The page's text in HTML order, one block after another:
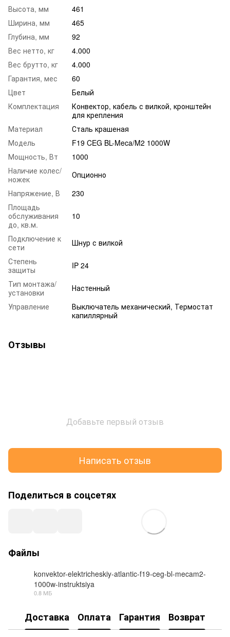
Высота, мм
461
Ширина, мм
465
Глубина, мм
92
Вес нетто, кг
4.000
Вес брутто, кг
4.000
Гарантия, мес
60
Цвет
Белый
Комплектация
Конвектор, кабель с вилкой, кронштейн
для крепления
Материал
Сталь крашеная
Модель
F19 CEG BL-Meca/M2 1000W
Мощность, Вт
1000
Наличие колес/
ножек
Опционно
Напряжение, В
230
Площадь
обслуживания
до, кв.м.
10
Подключение к
сети
Шнур с вилкой
Степень
защиты
IP 24
Тип монтажа/
установки
Настенный
Управление
Выключатель механический, Термостат
капиллярный
Отзывы
Добавьте первый отзыв
Написать отзыв
Поделиться в соцсетях
Файлы
konvektor-elektricheskiy-atlantic-f19-ceg-bl-mecam2-
1000w-instruktsiya
0.8 МБ
Доставка Оплата Гарантия Возврат